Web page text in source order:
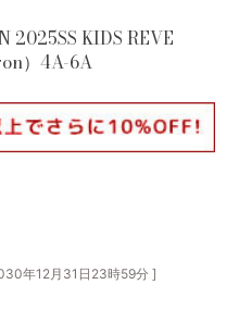
2025SS KIDS REVE
）4A-6A
年12月31日23時59分 ]